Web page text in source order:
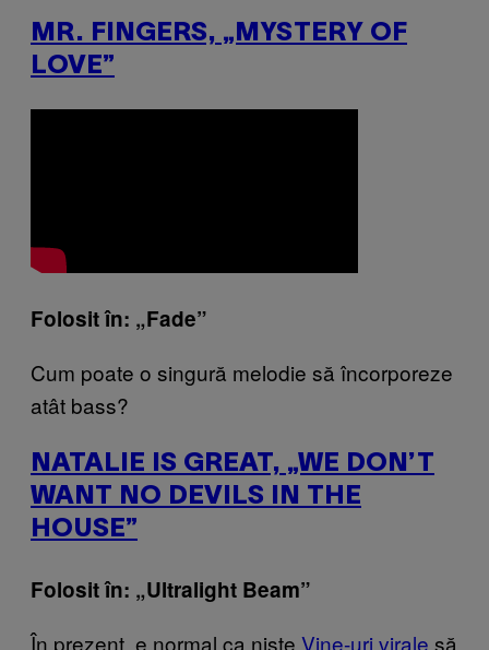
MR. FINGERS, „MYSTERY OF
LOVE”
Folosit în: „Fade”
Cum poate o singură melodie să încorporeze
atât bass?
NATALIE IS GREAT, „WE DON’T
WANT NO DEVILS IN THE
HOUSE”
Folosit în: „Ultralight Beam”
În prezent, e normal ca nişte Vine-uri virale să